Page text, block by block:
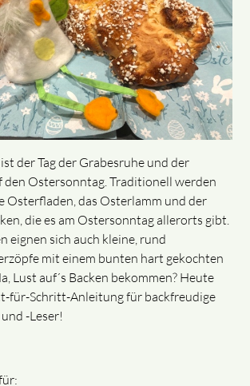
der Tag der Grabesruhe und der
den Ostersonntag. Traditionell werden
Osterfladen, das Osterlamm und der
die es am Ostersonntag allerorts gibt.
eignen sich auch kleine, rund
mit einem bunten hart gekochten
Lust auf´s Backen bekommen? Heute
für-Schritt-Anleitung für backfreudige
-Leser!